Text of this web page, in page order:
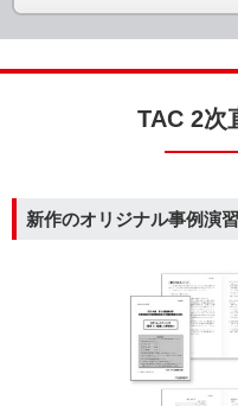
TAC 2次
新作のオリジナル事例演習